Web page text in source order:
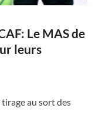
Le MAS de
leurs
tirage au sort des